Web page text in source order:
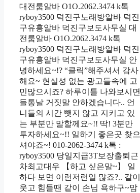
대전룸알바 O1O.2062.3474 k톡
ryboy3500 덕진구노래방알바 덕진
구유흥알바 덕진구보도사무실 대
전룸알바 O1O.2062.3474 k톡
ryboy3500 덕진구노래방알바 덕진
구유흥알바 덕진구보도사무실 안
녕하세요~!? “클릭”해주셔서 감사
해요~ 현실성 없는 광고들속에 고
민많으시죠? 하루이틀 나와보시면
들통날 거짓말 안하겠습니다.. 언
니들의 시간 뺏지 않고 지키고 있
는 부분만 말할께요~!! 딱! 3분만
투자하세요~!! 일하기 좋은곳 찾으
셔야죠~! 010-2062-3474 k톡 :
ryboy3500 당일지급3T보장출퇴근
차최고대우 【하고 싶은말~】 일
하다 보면 이런저런일 많죠?.. 같이
웃고 힘들땐 같이 손님 욕하구~맘